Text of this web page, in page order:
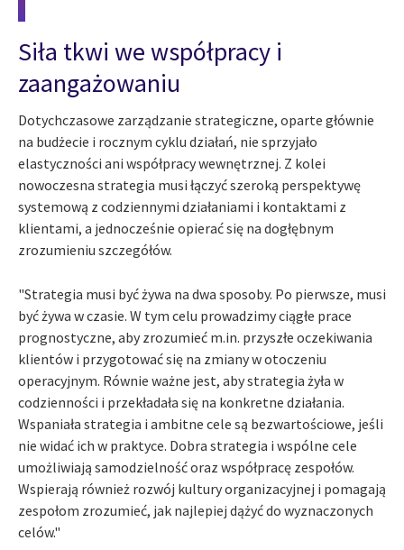
Siła tkwi we współpracy i
zaangażowaniu
Dotychczasowe zarządzanie strategiczne, oparte głównie
na budżecie i rocznym cyklu działań, nie sprzyjało
elastyczności ani współpracy wewnętrznej. Z kolei
nowoczesna strategia musi łączyć szeroką perspektywę
systemową z codziennymi działaniami i kontaktami z
klientami, a jednocześnie opierać się na dogłębnym
zrozumieniu szczegółów.
"Strategia musi być żywa na dwa sposoby. Po pierwsze, musi
być żywa w czasie. W tym celu prowadzimy ciągłe prace
prognostyczne, aby zrozumieć m.in. przyszłe oczekiwania
klientów i przygotować się na zmiany w otoczeniu
operacyjnym. Równie ważne jest, aby strategia żyła w
codzienności i przekładała się na konkretne działania.
Wspaniała strategia i ambitne cele są bezwartościowe, jeśli
nie widać ich w praktyce. Dobra strategia i wspólne cele
umożliwiają samodzielność oraz współpracę zespołów.
Wspierają również rozwój kultury organizacyjnej i pomagają
zespołom zrozumieć, jak najlepiej dążyć do wyznaczonych
celów."